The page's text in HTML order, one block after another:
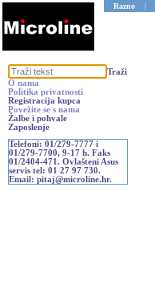
Razno |
Traži
O nama
Politika privatnosti
Registracija kupca
Povežite se s nama
Žalbe i pohvale
Zaposlenje
Telefoni: 01/279-7777 i
01/279-7700, 9-17 h. Faks
01/2404-471. Ovlašteni Asus
servis tel: 01 27 97 730.
Email: pitaj@microline.hr.